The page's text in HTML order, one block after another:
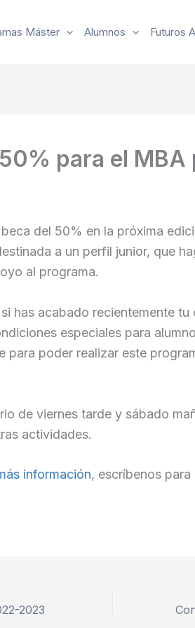
Máster Alumnos Futuros
50% para el
del 50% en la próxima
a un perfil junior, que
al programa.
has acabado recientemente tu
especiales para
para poder realizar este
de viernes tarde y sábado
actividades.
información, escríbenos
2023